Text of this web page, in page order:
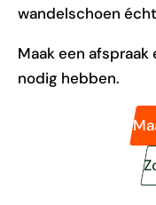
wandelschoen
Maak een
nodig hebben.